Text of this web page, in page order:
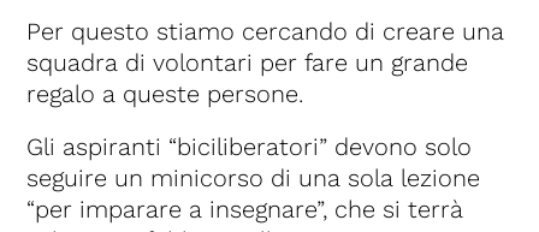
Per questo stiamo cercando di creare una
squadra di volontari per fare un grande
regalo a queste persone.
Gli aspiranti “biciliberatori” devono solo
seguire un minicorso di una sola lezione
“per imparare a insegnare”, che si terrà